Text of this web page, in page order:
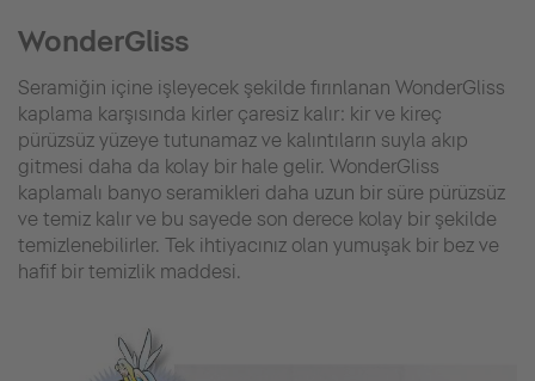
WonderGliss
Seramiğin içine işleyecek şekilde fırınlanan WonderGliss
kaplama karşısında kirler çaresiz kalır: kir ve kireç
pürüzsüz yüzeye tutunamaz ve kalıntıların suyla akıp
gitmesi daha da kolay bir hale gelir. WonderGliss
kaplamalı banyo seramikleri daha uzun bir süre pürüzsüz
ve temiz kalır ve bu sayede son derece kolay bir şekilde
temizlenebilirler. Tek ihtiyacınız olan yumuşak bir bez ve
hafif bir temizlik maddesi.